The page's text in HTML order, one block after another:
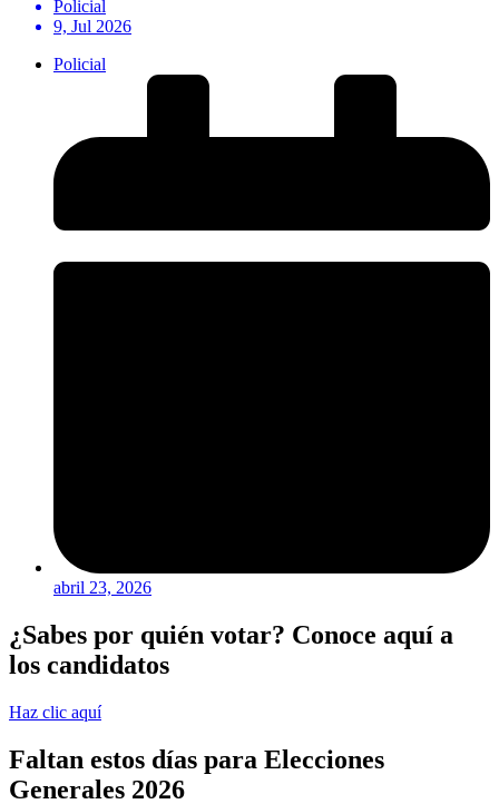
Policial
9, Jul 2026
Policial
abril 23, 2026
¿Sabes por quién votar? Conoce aquí a
los candidatos
Haz clic aquí
Faltan estos días para Elecciones
Generales 2026